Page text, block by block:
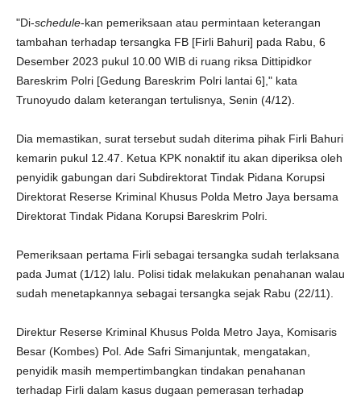
"Di-schedule-kan pemeriksaan atau permintaan keterangan
tambahan terhadap tersangka FB [Firli Bahuri] pada Rabu, 6
Desember 2023 pukul 10.00 WIB di ruang riksa Dittipidkor
Bareskrim Polri [Gedung Bareskrim Polri lantai 6]," kata
Trunoyudo dalam keterangan tertulisnya, Senin (4/12).
Dia memastikan, surat tersebut sudah diterima pihak Firli Bahuri
kemarin pukul 12.47. Ketua KPK nonaktif itu akan diperiksa oleh
penyidik gabungan dari Subdirektorat Tindak Pidana Korupsi
Direktorat Reserse Kriminal Khusus Polda Metro Jaya bersama
Direktorat Tindak Pidana Korupsi Bareskrim Polri.
Pemeriksaan pertama Firli sebagai tersangka sudah terlaksana
pada Jumat (1/12) lalu. Polisi tidak melakukan penahanan walau
sudah menetapkannya sebagai tersangka sejak Rabu (22/11).
Direktur Reserse Kriminal Khusus Polda Metro Jaya, Komisaris
Besar (Kombes) Pol. Ade Safri Simanjuntak, mengatakan,
penyidik masih mempertimbangkan tindakan penahanan
terhadap Firli dalam kasus dugaan pemerasan terhadap